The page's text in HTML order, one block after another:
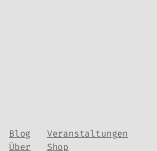
Blog
Über
Veranstaltungen
Shop